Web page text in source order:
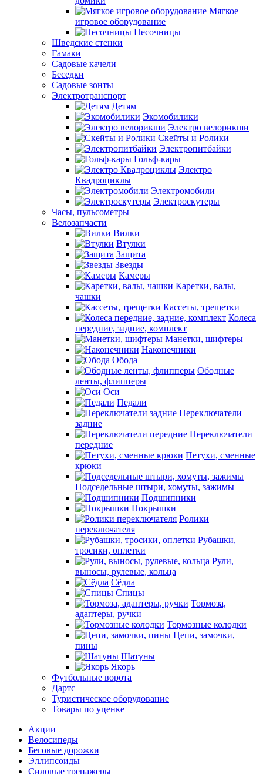
Мягкое
игровое оборудование
Песочницы
Шведские стенки
Гамаки
Садовые качели
Беседки
Садовые зонты
Электротранспорт
Детям
Экомобилики
Электро велорикши
Скейты и Ролики
Электропитбайки
Гольф-кары
Электро
Квадроциклы
Электромобили
Электроскутеры
Часы, пульсометры
Велозапчасти
Вилки
Втулки
Защита
Звезды
Камеры
Каретки, валы,
чашки
Кассеты, трещетки
Колеса
передние, задние, комплект
Манетки, шифтеры
Наконечники
Обода
Ободные
ленты, флипперы
Оси
Педали
Переключатели
задние
Переключатели
передние
Петухи, сменные
крюки
Подседельные штыри, хомуты, зажимы
Подшипники
Покрышки
Ролики
переключателя
Рубашки,
тросики, оплетки
Рули,
выносы, рулевые, кольца
Сёдла
Спицы
Тормоза,
адаптеры, ручки
Тормозные колодки
Цепи, замочки,
пины
Шатуны
Якорь
Футбольные ворота
Дартс
Туристическое оборудование
Товары по уценке
Акции
Велосипеды
Беговые дорожки
Эллипсоиды
Силовые тренажеры